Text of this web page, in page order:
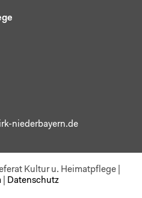
niederbayern.de
Kultur u. Heimatpflege|
| Datenschutz